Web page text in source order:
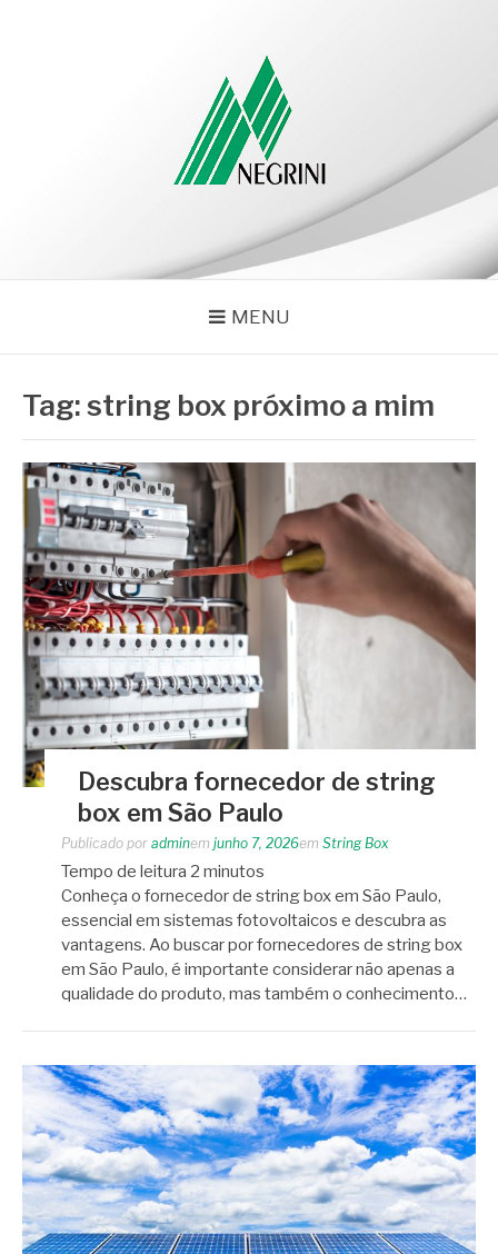
MENU
Tag:string box próximo a mim
Descubra fornecedor de string
box em São Paulo
Publicado por adminem junho 7, 2026em String Box
Tempo de leitura 2 minutos
Conheça o fornecedor de string box em São Paulo,
essencial em sistemas fotovoltaicos e descubra as
vantagens. Ao buscar por fornecedores de string box
em São Paulo, é importante considerar não apenas a
qualidade do produto, mas também o conhecimento…